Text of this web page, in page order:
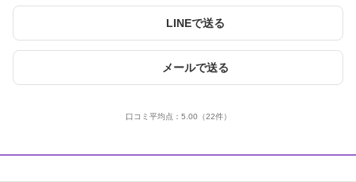
LINEで送る
メールで送る
口コミ平均点： 5.00 （22件）